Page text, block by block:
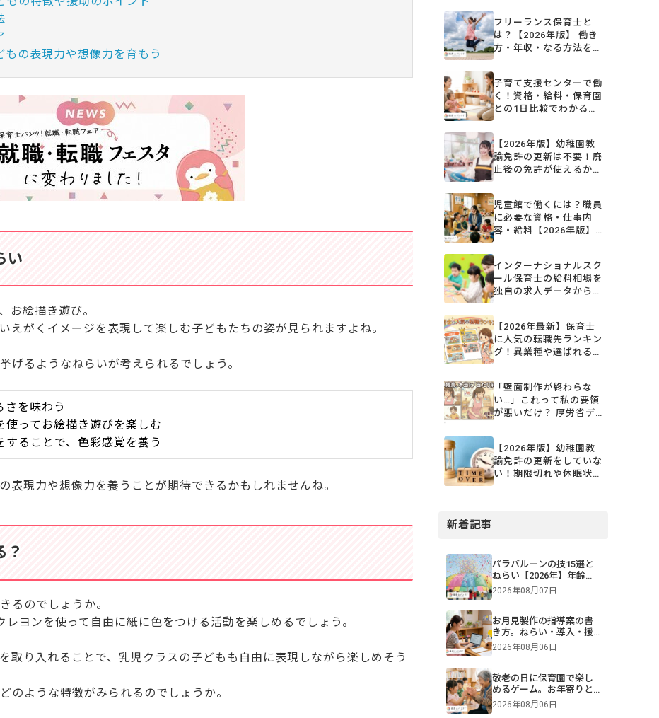
の表現力や想像力を育もう
い
お絵描き遊び。
えがくイメージを表現して楽しむ子どもたちの姿が見られますよね。
げるようなねらいが考えられるでしょう。
さを味わう
ってお絵描き遊びを楽しむ
ることで、色彩感覚を養う
表現力や想像力を養うことが期待できるかもしれませんね。
？
るのでしょうか。
ヨンを使って自由に紙に色をつける活動を楽しめるでしょう。
取り入れることで、乳児クラスの子どもも自由に表現しながら楽しめそう
のような特徴がみられるのでしょうか。
フリーランス保育士と
は？【2026年版】 働き
方・年収・なる方法を解
子育て支援センターで働
く！資格・給料・保育園
との1日比較でわかる仕
【2026年版】幼稚園教
諭免許の更新は不要！廃
止後の免許が使えるかチ
児童館で働くには？職員
に必要な資格・仕事内
容・給料【2026年版】
インターナショナルスク
ール保育士の給料相場を
独自の求人データから詳
【2026年最新】保育士
に人気の転職先ランキン
グ！異業種や選ばれる職
「壁面制作が終わらな
い…」これって私の要領
が悪いだけ？ 厚労省デ
リアル
【2026年版】幼稚園教
諭免許の更新をしていな
い！期限切れや休眠状態
新着記事
パラバルーンの技15選と
ねらい【2026年】年齢・
難易度別一覧＆演目構成
も！画像付きで紹介
2026年08月07日
お月見製作の指導案の書
き方。ねらい・導入・援
助を年齢別に解説【保
2026年08月06日
敬老の日に保育園で楽し
めるゲーム。お年寄りと
交流できる遊びや伝承遊
びのアイデア
2026年08月06日